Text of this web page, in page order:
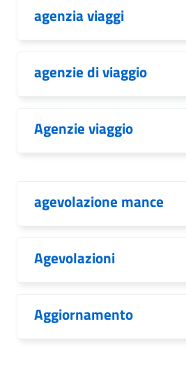
agenzia viaggi
agenzie di viaggio
Agenzie viaggio
agevolazione mance
Agevolazioni
Aggiornamento